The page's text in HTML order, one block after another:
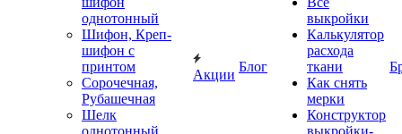
однотонный
Шифон, Креп-
шифон с
принтом
Сорочечная,
Рубашечная
Шелк
однотонный
Акции
Блог
выкройки
Калькулятор
расхода
ткани
Как снять
мерки
Конструктор
выкройки-